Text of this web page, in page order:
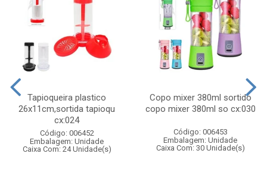
Tapioqueira plastico
26x11cm,sortida tapioqu
cx:024
Código: 006452
Embalagem: Unidade
Caixa Com: 24 Unidade(s)
Copo mixer 380ml sortido
copo mixer 380ml so cx:030
Código: 006453
Embalagem: Unidade
Caixa Com: 30 Unidade(s)